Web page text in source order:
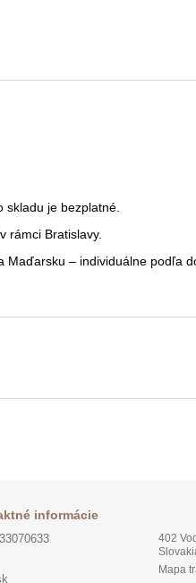
je bezplatné.
rámci Bratislavy.
Maďarsku – individuálne podľa
informácie
402
Mapa